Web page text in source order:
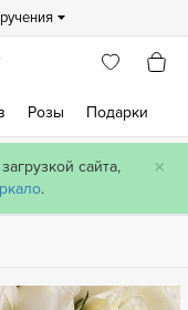
×
сайта,
.
Розы Подарки